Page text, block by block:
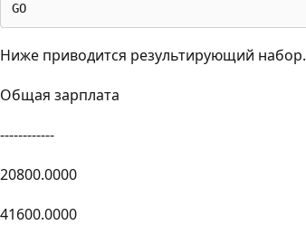
Ниже приводится результирующий набор.
Общая зарплата
------------
20800.0000
41600.0000